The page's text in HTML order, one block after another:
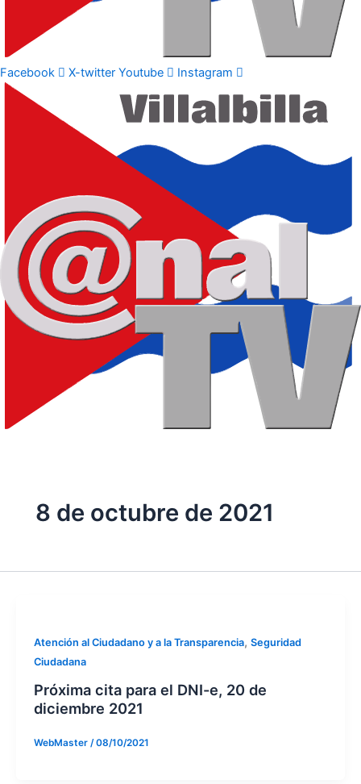
Facebook X-twitter Youtube Instagram
8 de octubre de 2021
Atención al Ciudadano y a la Transparencia, Seguridad
Ciudadana
Próxima cita para el DNI-e, 20 de
diciembre 2021
WebMaster /08/10/2021